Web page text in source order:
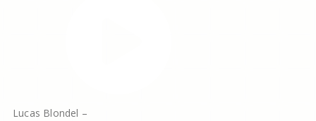
Lucas Blondel –